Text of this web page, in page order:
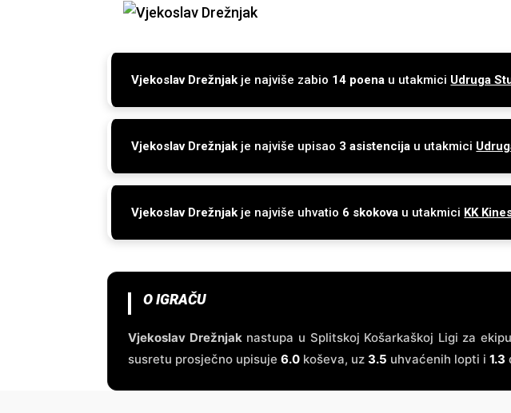
Vjekoslav Drežnjak je najviše zabio 14 poena u utakmici Udruga
Vjekoslav Drežnjak je najviše upisao 3 asistencija u utakmici
Vjekoslav Drežnjak je najviše uhvatio 6 skokova u utakmici KK
O IGRAČU
Vjekoslav Drežnjaknastupa u Splitskoj Košarkaškoj Ligi za ekipu
susretu prosječno upisuje6.0 koševa, uz3.5 uhvaćenih lopti i1.3